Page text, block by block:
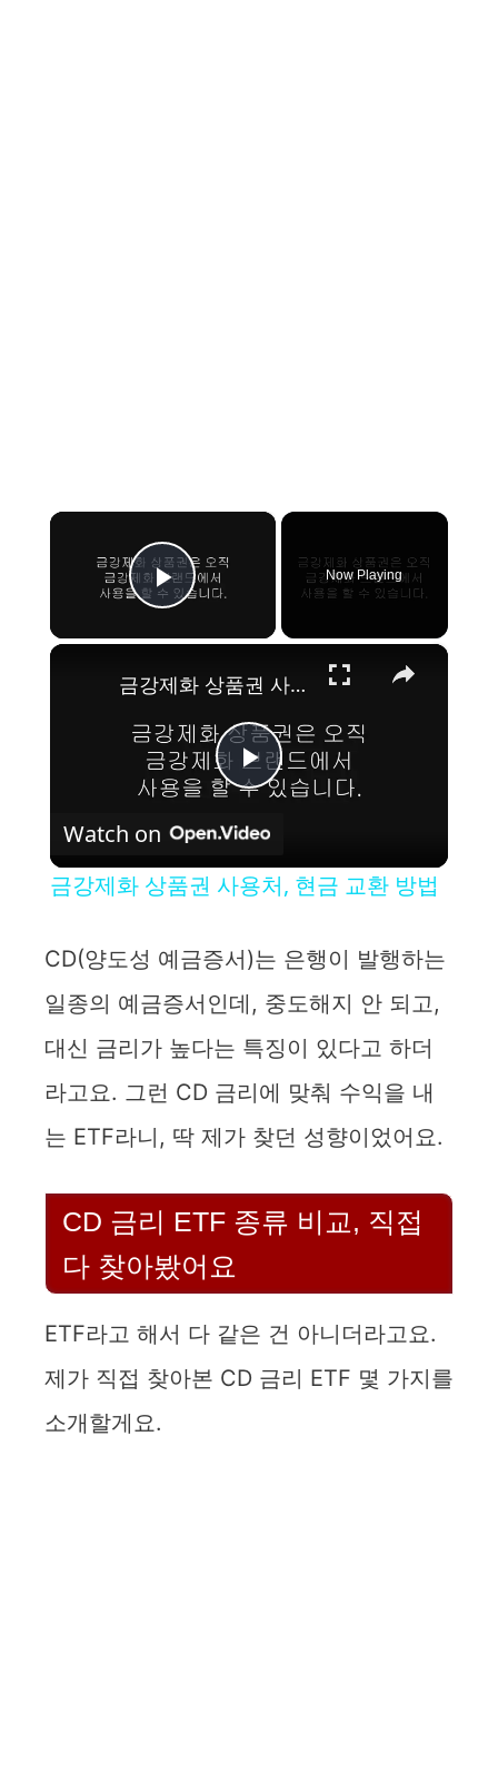
×
Play Video
Now Playing
×
P
y
V
i
d
o
금강제화 상품권 사용처, 현금 교환 방법
Watch on
금강제화 상품권 사용처, 현금 교환 방법
CD(양도성 예금증서)는 은행이 발행하는
일종의 예금증서인데, 중도해지 안 되고,
대신 금리가 높다는 특징이 있다고 하더
라고요. 그런 CD 금리에 맞춰 수익을 내
는 ETF라니, 딱 제가 찾던 성향이었어요.
CD 금리 ETF 종류 비교, 직접
다 찾아봤어요
ETF라고 해서 다 같은 건 아니더라고요.
제가 직접 찾아본 CD 금리 ETF 몇 가지를
소개할게요.